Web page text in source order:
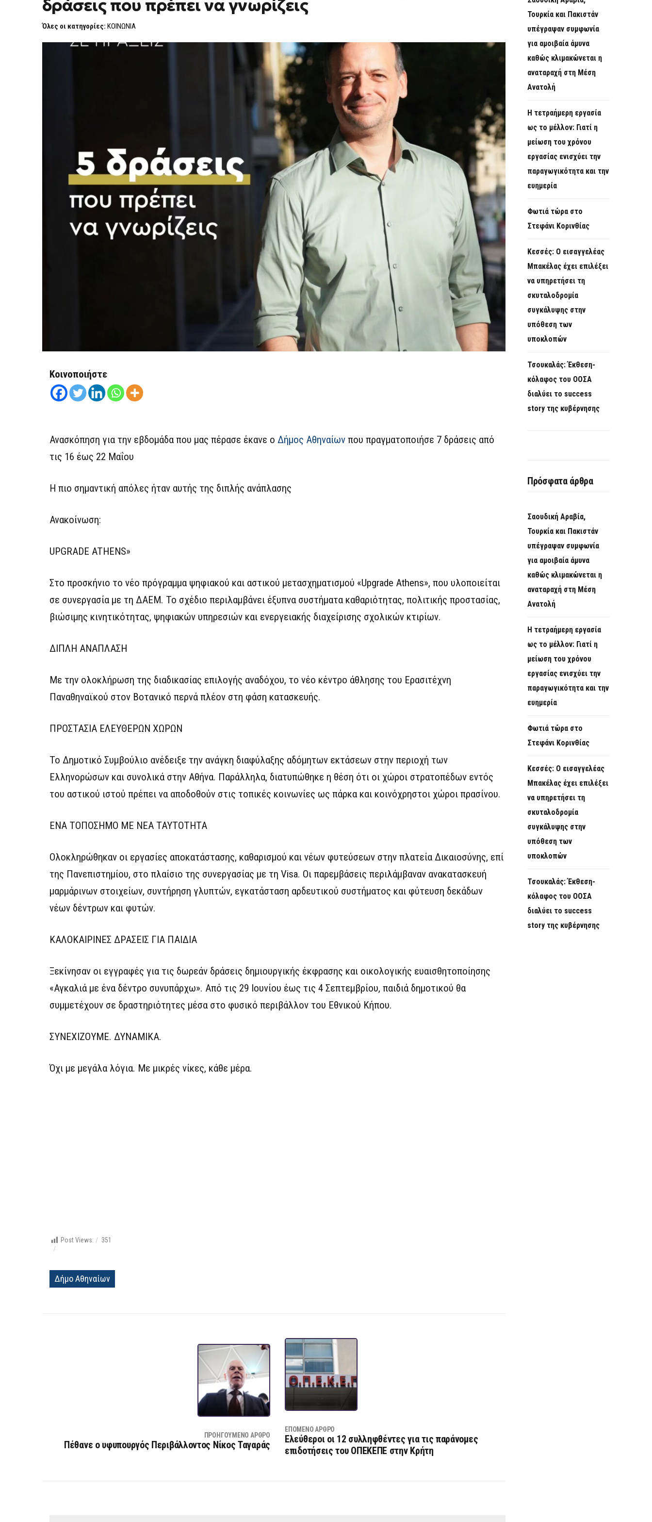
ΑΘΗΝΑΊΩΝ
ΑΠΌ
ΈΩΣ
ΜΑΪ́ΟΥ:
δράσεις που πρέπει να γνωρίζεις
Όλες οι κατηγορίες: ΚΟΙΝΩΝΙΑ
Κοινοποιήστε
Ανασκόπηση για την εβδομάδα που μας πέρασε έκανε ο Δήμος Αθηναίων που πραγματοποιήσε 7 δράσεις από
τις 16 έως 22 Μαΐου
Η πιο σημαντική απόλες ήταν αυτής της διπλής ανάπλασης
Ανακοίνωση:
UPGRADE ATHENS»
Στο προσκήνιο το νέο πρόγραμμα ψηφιακού και αστικού μετασχηματισμού «Upgrade Athens», που υλοποιείται
σε συνεργασία με τη ΔΑΕΜ. Το σχέδιο περιλαμβάνει έξυπνα συστήματα καθαριότητας, πολιτικής προστασίας,
βιώσιμης κινητικότητας, ψηφιακών υπηρεσιών και ενεργειακής διαχείρισης σχολικών κτιρίων.
ΔΙΠΛΗ ΑΝΑΠΛΑΣΗ
Με την ολοκλήρωση της διαδικασίας επιλογής αναδόχου, το νέο κέντρο άθλησης του Ερασιτέχνη
Παναθηναϊκού στον Βοτανικό περνά πλέον στη φάση κατασκευής.
ΠΡΟΣΤΑΣΙΑ ΕΛΕΥΘΕΡΩΝ ΧΩΡΩΝ
Το Δημοτικό Συμβούλιο ανέδειξε την ανάγκη διαφύλαξης αδόμητων εκτάσεων στην περιοχή των
Ελληνορώσων και συνολικά στην Αθήνα. Παράλληλα, διατυπώθηκε η θέση ότι οι χώροι στρατοπέδων εντός
του αστικού ιστού πρέπει να αποδοθούν στις τοπικές κοινωνίες ως πάρκα και κοινόχρηστοι χώροι πρασίνου.
ΕΝΑ ΤΟΠΟΣΗΜΟ ΜΕ ΝΕΑ ΤΑΥΤΟΤΗΤΑ
Ολοκληρώθηκαν οι εργασίες αποκατάστασης, καθαρισμού και νέων φυτεύσεων στην πλατεία Δικαιοσύνης, επί
της Πανεπιστημίου, στο πλαίσιο της συνεργασίας με τη Visa. Οι παρεμβάσεις περιλάμβαναν ανακατασκευή
μαρμάρινων στοιχείων, συντήρηση γλυπτών, εγκατάσταση αρδευτικού συστήματος και φύτευση δεκάδων
νέων δέντρων και φυτών.
ΚΑΛΟΚΑΙΡΙΝΕΣ ΔΡΑΣΕΙΣ ΓΙΑ ΠΑΙΔΙΑ
Ξεκίνησαν οι εγγραφές για τις δωρεάν δράσεις δημιουργικής έκφρασης και οικολογικής ευαισθητοποίησης
«Αγκαλιά με ένα δέντρο συνυπάρχω». Από τις 29 Ιουνίου έως τις 4 Σεπτεμβρίου, παιδιά δημοτικού θα
συμμετέχουν σε δραστηριότητες μέσα στο φυσικό περιβάλλον του Εθνικού Κήπου.
ΣΥΝΕΧΙΖΟΥΜΕ. ΔΥΝΑΜΙΚΑ.
Όχι με μεγάλα λόγια. Με μικρές νίκες, κάθε μέρα.
Post Views: 351
Δήμο Αθηναίων
ΠΡΟΗΓΟΎΜΕΝΟ ΆΡΘΡΟ
Πέθανε ο υφυπουργός Περιβάλλοντος Νίκος Ταγαράς
ΕΠΌΜΕΝΟ ΆΡΘΡΟ
Ελεύθεροι οι 12 συλληφθέντες για τις παράνομες
επιδοτήσεις του ΟΠΕΚΕΠΕ στην Κρήτη
Τουρκία και Πακιστάν
υπέγραψαν συμφωνία
για αμοιβαία άμυνα
καθώς κλιμακώνεται η
αναταραχή στη Μέση
Ανατολή
Η τετραήμερη εργασία
ως το μέλλον: Γιατί η
μείωση του χρόνου
εργασίας ενισχύει την
παραγωγικότητα και την
ευημερία
Φωτιά τώρα στο
Στεφάνι Κορινθίας
Κεσσές: Ο εισαγγελέας
Μπακέλας έχει επιλέξει
να υπηρετήσει τη
σκυταλοδρομία
συγκάλυψης στην
υπόθεση των
υποκλοπών
Τσουκαλάς: Έκθεση-
κόλαφος του ΟΟΣΑ
διαλύει το success
story της κυβέρνησης
Πρόσφατα άρθρα
Σαουδική Αραβία,
Τουρκία και Πακιστάν
υπέγραψαν συμφωνία
για αμοιβαία άμυνα
καθώς κλιμακώνεται η
αναταραχή στη Μέση
Ανατολή
Η τετραήμερη εργασία
ως το μέλλον: Γιατί η
μείωση του χρόνου
εργασίας ενισχύει την
παραγωγικότητα και την
ευημερία
Φωτιά τώρα στο
Στεφάνι Κορινθίας
Κεσσές: Ο εισαγγελέας
Μπακέλας έχει επιλέξει
να υπηρετήσει τη
σκυταλοδρομία
συγκάλυψης στην
υπόθεση των
υποκλοπών
Τσουκαλάς: Έκθεση-
κόλαφος του ΟΟΣΑ
διαλύει το success
story της κυβέρνησης